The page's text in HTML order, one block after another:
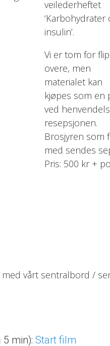
veilederheftet
‘Karbohydrater
insulin’.
Vi er tom for
overe, men
materialet kan
kjøpes som en
ved
resepsjonen.
Brosjyren som
med sendes
Pris: 500 kr +
vårt sentralbord /
5 min): Start film